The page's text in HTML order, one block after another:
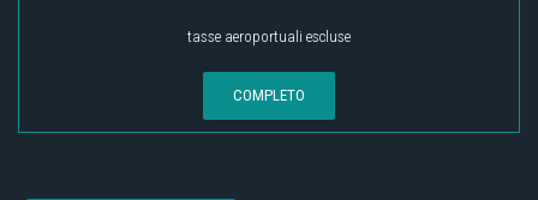
tasse aeroportuali escluse
COMPLETO